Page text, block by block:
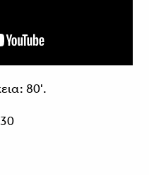
80'.